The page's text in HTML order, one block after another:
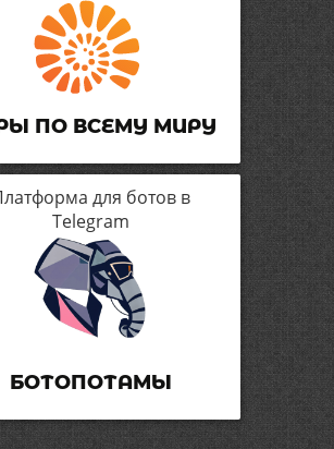
ПО ВСЕМУ МИРУ
для ботов в
Telegram
БОТОПОТАМЫ